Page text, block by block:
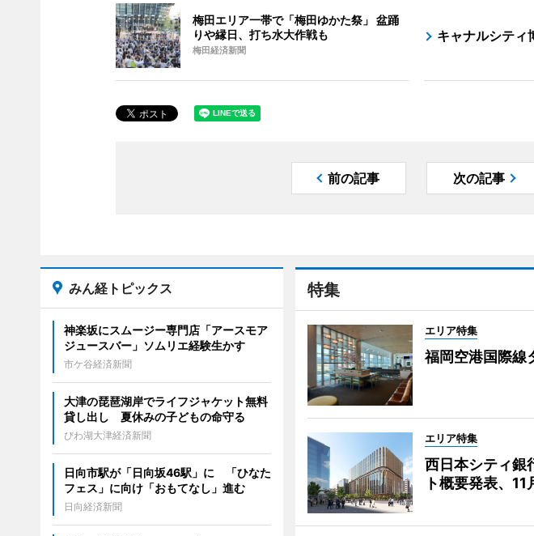
梅田エリア一帯で「梅田ゆかた祭」 盆踊
りや縁日、打ち水大作戦も
梅田経済新聞
キャナルシティ
前の記事 次の記事
特集
エリア特集
福岡空港国際線
エリア特集
西日本シティ銀
ト概要発表、11
みん経トピックス
神楽坂にスムージー専門店「アースモア
ジュースバー」ソムリエ経験生かす
市ケ谷経済新聞
大津の琵琶湖岸でライフジャケット無料
貸し出し 夏休みの子どもの命守る
びわ湖大津経済新聞
日向市駅が「日向坂46駅」に 「ひなた
フェス」に向け「おもてなし」進む
日向経済新聞